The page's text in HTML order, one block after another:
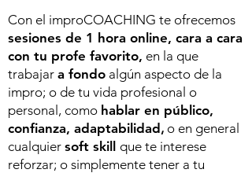
Con el improCOACHING te ofrecemos
sesiones de 1 hora online, cara a cara
con tu profe favorito, en la que
trabajar a fondo algún aspecto de la
impro; o de tu vida profesional o
personal, como hablar en público,
confianza, adaptabilidad , o en general
cualquier soft skill que te interese
reforzar; o simplemente tener a tu